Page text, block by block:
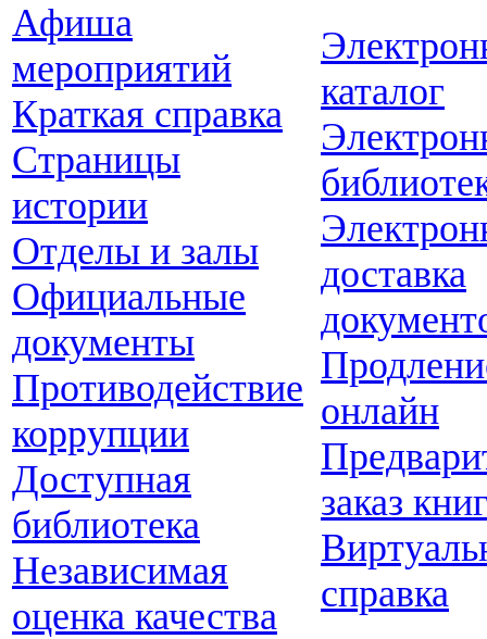
Афиша
мероприятий
Краткая справка
Страницы
истории
Отделы и залы
Официальные
документы
Противодействие
коррупции
Доступная
библиотека
Независимая
оценка качества
каталог
доставка
онлайн
заказ
справка